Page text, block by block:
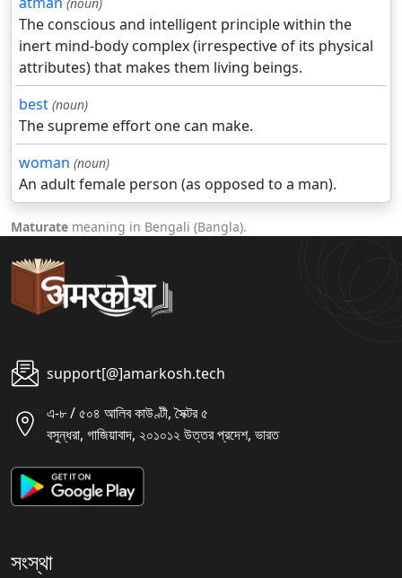
The conscious and intelligent principle within the
inert mind-body complex (irrespective of its physical
attributes) that makes them living beings.
best (noun)
The supreme effort one can make.
woman (noun)
An adult female person (as opposed to a man).
Maturate meaning in Bengali (Bangla).
support[@]amarkosh.tech
এ-৮ / ৫০৪ আলিব কাউণ্টী, সৈক্টর ৫
বসুন্ধরা, গাজিয়াবাদ, ২০১০১২ উত্তর প্রদেশ, ভারত
সংস্থা